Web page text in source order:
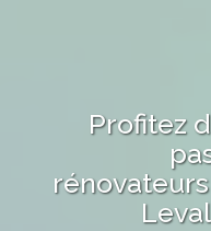
Profitez